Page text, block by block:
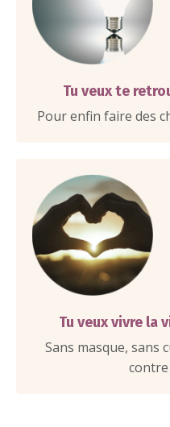
Tu veux te
Pour enfin faire des
Tu veux vivre la
Sans masque, sans